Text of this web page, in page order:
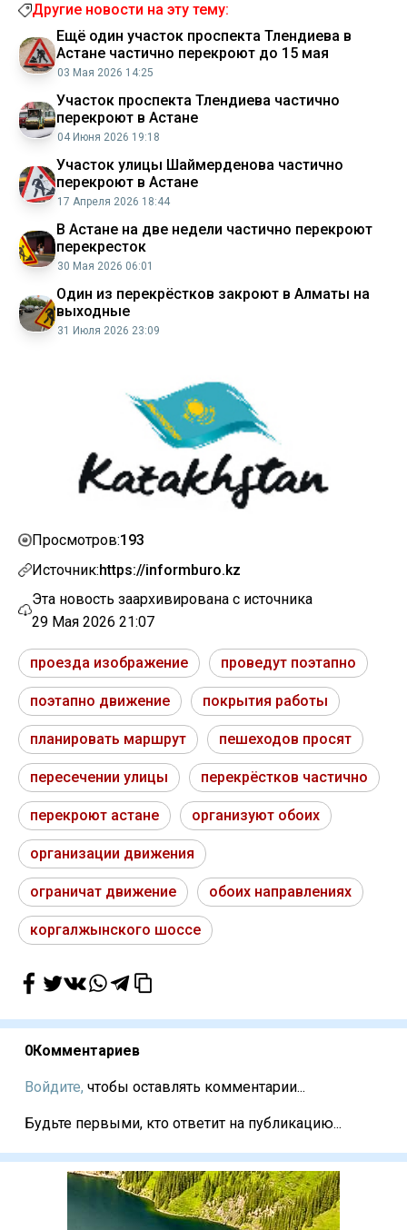
Другие новости на эту тему:
Ещё один участок проспекта Тлендиева в
Астане частично перекроют до 15 мая
03 Мая 2026 14:25
Участок проспекта Тлендиева частично
перекроют в Астане
04 Июня 2026 19:18
Участок улицы Шаймерденова частично
перекроют в Астане
17 Апреля 2026 18:44
В Астане на две недели частично перекроют
перекресток
30 Мая 2026 06:01
Один из перекрёстков закроют в Алматы на
выходные
31 Июля 2026 23:09
Просмотров:193
Источник:https://informburo.kz
Эта новость заархивирована с источника
29 Мая 2026 21:07
проезда изображение проведут поэтапно
поэтапно движение покрытия работы
планировать маршрут пешеходов просят
пересечении улицы перекрёстков частично
перекроют астане организуют обоих
организации движения
ограничат движение обоих направлениях
коргалжынского шоссе
0Комментариев
Войдите, чтобы оставлять комментарии...
Будьте первыми, кто ответит на публикацию...